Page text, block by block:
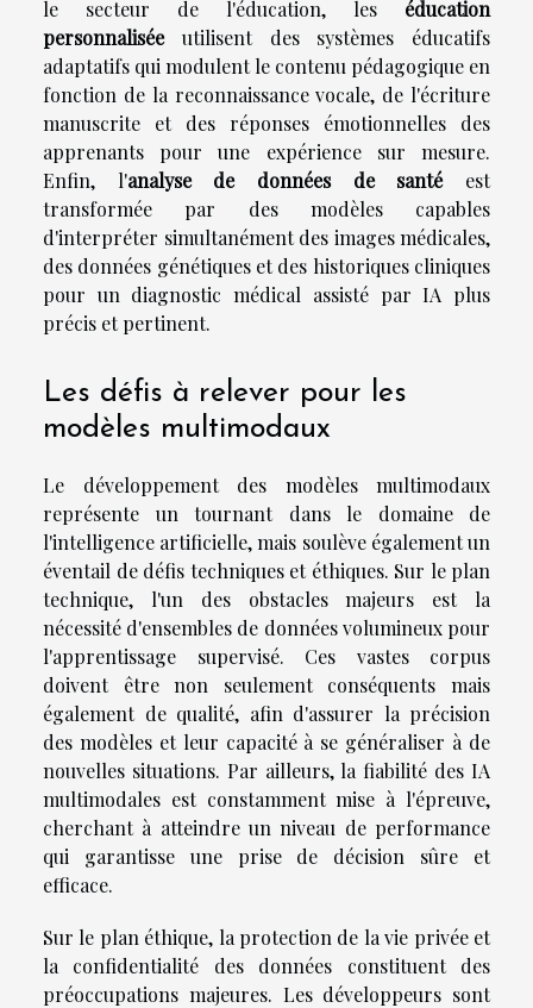
le secteur de l'éducation, les éducation
personnaliséeutilisent des systèmes éducatifs
adaptatifs qui modulent le contenu pédagogique en
fonction de la reconnaissance vocale, de l'écriture
manuscrite et des réponses émotionnelles des
apprenants pour une expérience sur mesure.
Enfin, l'analyse de données de santéest
transformée par des modèles capables
d'interpréter simultanément des images médicales,
des données génétiques et des historiques cliniques
pour un diagnostic médical assisté par IA plus
précis et pertinent.
Les défis à relever pour les
modèles multimodaux
Le développement des modèles multimodaux
représente un tournant dans le domaine de
l'intelligence artificielle, mais soulève également un
éventail de défis techniques et éthiques. Sur le plan
technique, l'un des obstacles majeurs est la
nécessité d'ensembles de données volumineux pour
l'apprentissage supervisé. Ces vastes corpus
doivent être non seulement conséquents mais
également de qualité, afin d'assurer la précision
des modèles et leur capacité à se généraliser à de
nouvelles situations. Par ailleurs, la fiabilité des IA
multimodales est constamment mise à l'épreuve,
cherchant à atteindre un niveau de performance
qui garantisse une prise de décision sûre et
efficace.
Sur le plan éthique, la protection de la vie privée et
la confidentialité des données constituent des
préoccupations majeures. Les développeurs sont